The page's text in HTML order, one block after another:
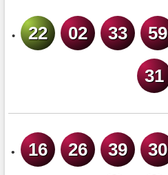
• 22 02 33 59
31
• 16 26 39 30